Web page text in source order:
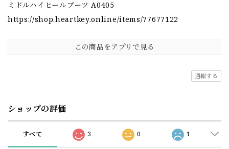
ミドルハイヒールブーツ A0405
https://shop.heartkey.online/items/77677122
この商品をアプリで見る
通報する
ショップの評価
すべて 3 0 1